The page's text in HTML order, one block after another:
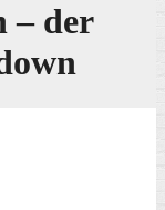
– der